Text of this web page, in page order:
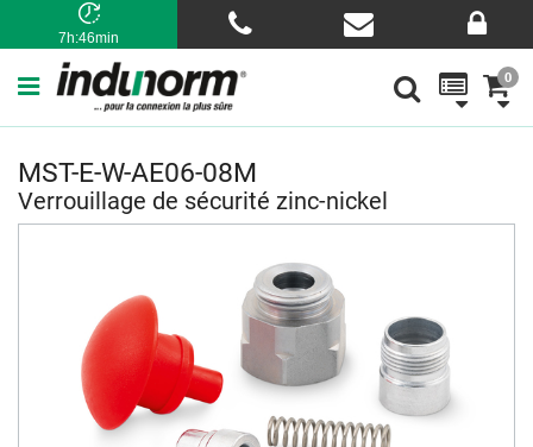
7h:46min
0
MST-E-W-AE06-08M
Verrouillage de sécurité zinc-nickel